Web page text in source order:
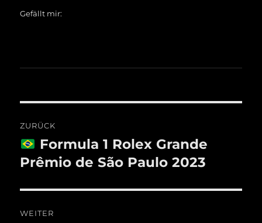
Gefällt mir:
ZURÜCK
Vorheriger
Beitrag:
Formula 1 Rolex Grande
Prêmio de São Paulo 2023
WEITER